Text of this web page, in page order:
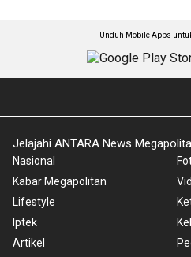
Unduh Mobile Apps
Jelajahi ANTARA News
Nasional
Kabar Megapolitan
Lifestyle
Iptek
Artikel